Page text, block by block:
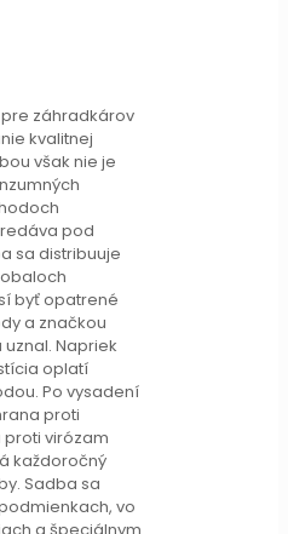
záhradkárov
kvalitnej
však nie je
pod
sa distribuuje
byť opatrené
a značkou
Napriek
oplatí
Po vysadení
proti
virózam
každoročný
Sadba sa
vo